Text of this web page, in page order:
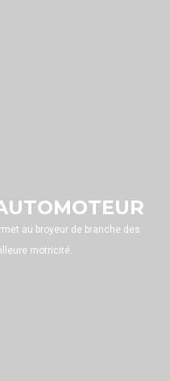
au broyeur de branche des
motricité.